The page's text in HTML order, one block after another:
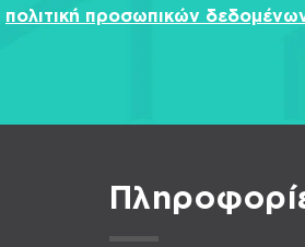
πολιτική προσωπικών